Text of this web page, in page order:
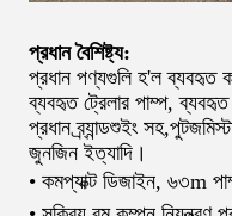
প্রধান বৈশিষ্ট্য:
প্রধান পণ্যগুলি হ'ল ব্যবহৃত
ব্যবহৃত ট্রেলার পাম্প, ব্যবহৃত
প্রধান ব্র্যান্ডশুইং সহ,
জুনজিন ইত্যাদি।
• কমপ্যাক্ট ডিজাইন, ৬৩m